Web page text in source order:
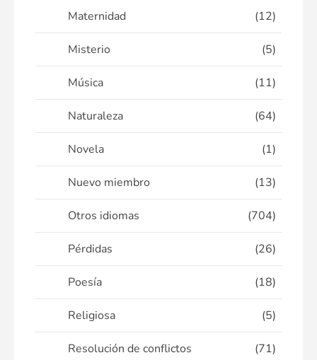
Maternidad (12)
Misterio (5)
Música (11)
Naturaleza (64)
Novela (1)
Nuevo miembro (13)
Otros idiomas (704)
Pérdidas (26)
Poesía (18)
Religiosa (5)
Resolución de conflictos (71)